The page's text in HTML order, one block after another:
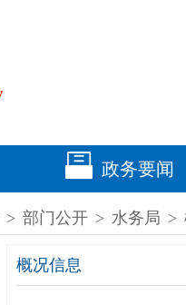
政务要闻
> 部门公开 > 水务局 >
概况信息